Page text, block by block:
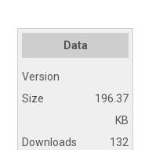
Data
Version
Size
196.37
KB
Downloads
132